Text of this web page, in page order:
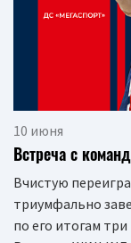
10 июня
Встреча с
Вчистую
триумфально
по его итогам